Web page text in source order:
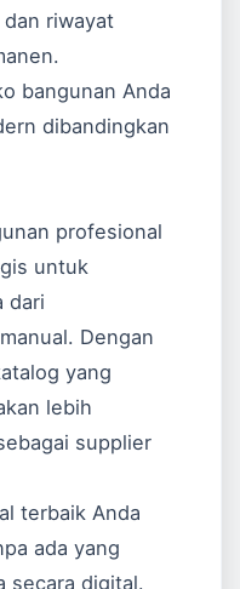
riwayat
bangunan Anda
dibandingkan
profesional
untuk
dari
Dengan
yang
lebih
supplier
terbaik Anda
ada yang
secara digital.